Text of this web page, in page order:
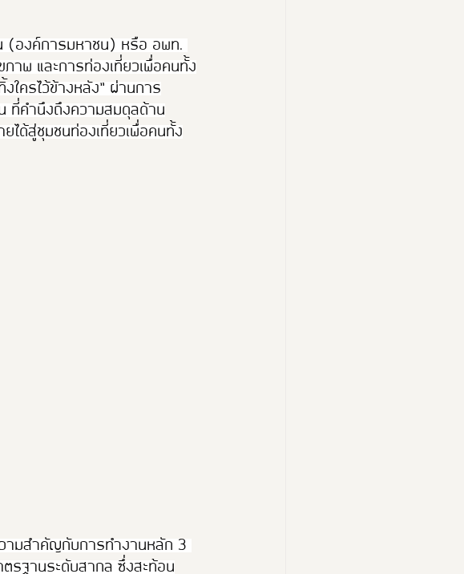
(องค์การมหาชน) หรือ อพท.
าพ และการท่องเที่ยวเพื่อคนทั้ง
ใครไว้ข้างหลัง” ผ่านการ
ที่คำนึงถึงความสมดุลด้าน
ได้สู่ชุมชนท่องเที่ยวเพื่อคนทั้ง
ามสำคัญกับการทำงานหลัก 3
รฐานระดับสากล ซึ่งสะท้อน